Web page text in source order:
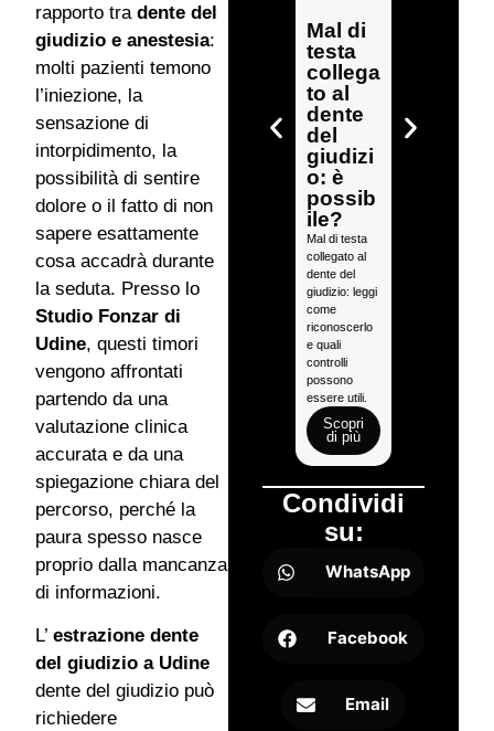
rapporto tra dente del
giudizio e anestesia:
molti pazienti temono
l’iniezione, la
sensazione di
intorpidimento, la
possibilità di sentire
dolore o il fatto di non
sapere esattamente
cosa accadrà durante
la seduta. Presso lo
Studio Fonzar di
Udine, questi timori
vengono affrontati
partendo da una
valutazione clinica
accurata e da una
spiegazione chiara del
percorso, perché la
paura spesso nasce
proprio dalla mancanza
di informazioni.
L’ estrazione dente
del giudizio a Udine
dente del giudizio può
richiedere
Mal di
testa
collega
to al
dente
del
giudizi
o: è
possib
ile?
Mal di testa
collegato al
dente del
giudizio: leggi
come
riconoscerlo
e quali
controlli
possono
essere utili.
Scopri
di più
l’interv
Condividi
su:
WhatsApp
Facebook
Email